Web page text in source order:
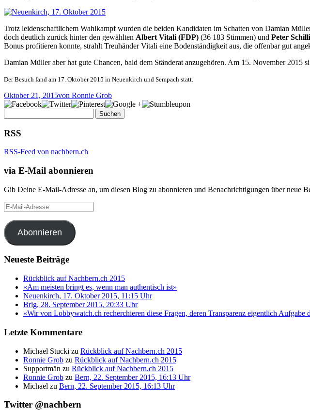
Trotz leidenschaftlichem Wahlkampf wurden die beiden Kandidaten im Schatten von Damian
doch deutlich zurück hinter den gewählten Albert Vitali (FDP) (36 183 Stimmen) und Peter
Bonus profitieren konnte, strahlt Treuhänder Vitali eine Bodenständigkeit aus, die offenbar gut
Damian Müller aber hat gute Chancen, bald dem Ständerat anzugehören. Am 15. November 2015
Der Besuch fand am 17. Oktober 2015 in Neuenkirch und Sempach statt.
Oktober 21, 2015von Ronnie Grob
nach:
RSS
RSS-Feed von nachbern.ch
via E-Mail abonnieren
Gib Deine E-Mail-Adresse an, um diesen Blog zu abonnieren und Benachrichtigungen über neue
E-
Mail-
Adresse
Abonnieren
Neueste Beiträge
Rückblick auf Nachbern.ch 2015
«Am meisten bringt es, wenn man authentisch ist»
Neuenkirch, 17. Oktober 2015, 11:15 Uhr
Brig, 28. September 2015, 20:33 Uhr
«Wir von Lobbywatch.ch recherchieren diese Fragen, deren Transparenz eigentlich Aufgabe
Letzte Kommentare
Michael Stucki zu Rückblick auf Nachbern.ch 2015
Ronnie Grob zu Rückblick auf Nachbern.ch 2015
Supportmän zu Rückblick auf Nachbern.ch 2015
Ronnie Grob zu Bern, 22. September 2015, 16:13 Uhr
Michael zu Bern, 22. September 2015, 16:13 Uhr
Twitter @nachbern